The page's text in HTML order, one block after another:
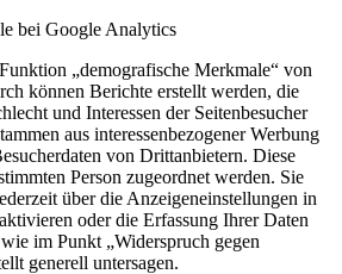
bei Google Analytics
„demografische Merkmale“ von
können Berichte erstellt werden, die
und Interessen der Seitenbesucher
aus interessenbezogener Werbung
von Drittanbietern. Diese
Person zugeordnet werden. Sie
über die Anzeigeneinstellungen in
oder die Erfassung Ihrer Daten
im Punkt „Widerspruch gegen
generell untersagen.